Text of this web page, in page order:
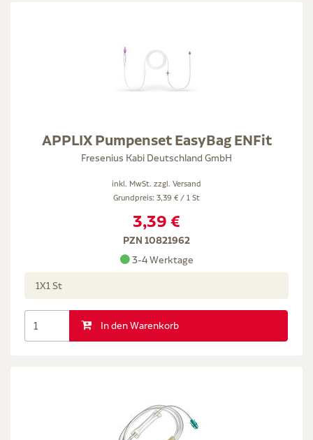
APPLIX Pumpenset EasyBag ENFit
Fresenius Kabi Deutschland GmbH
inkl. MwSt. zzgl. Versand
Grundpreis: 3,39 € / 1 St
3,39 €
PZN 10821962
3-4 Werktage
1X1 St
In den Warenkorb